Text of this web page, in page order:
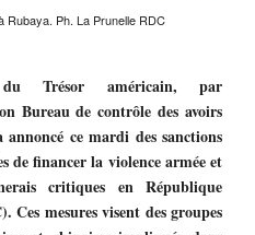
Rubaya. Ph. La Prunelle RDC
Trésor américain, par
Bureau de contrôle des avoirs
ce mardi des sanctions
de financer la violence armée et
critiques en République
mesures visent des groupes